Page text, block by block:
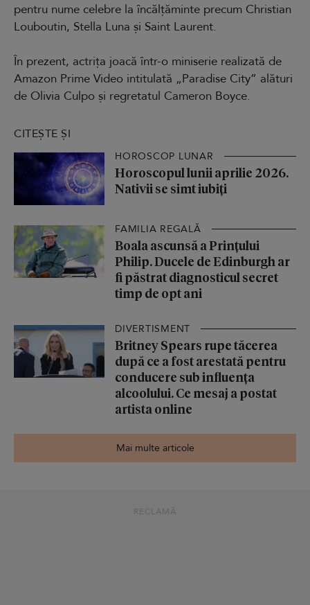
pentru nume celebre la încălțăminte precum Christian
Louboutin, Stella Luna și Saint Laurent.
În prezent, actrița joacă într-o miniserie realizată de
Amazon Prime Video intitulată „Paradise City” alături
de Olivia Culpo și regretatul Cameron Boyce.
CITEȘTE ȘI
HOROSCOP LUNAR
Horoscopul lunii aprilie 2026.
Nativii se simt iubiți
FAMILIA REGALĂ
Boala ascunsă a Prințului
Philip. Ducele de Edinburgh ar
fi păstrat diagnosticul secret
timp de opt ani
DIVERTISMENT
Britney Spears rupe tăcerea
după ce a fost arestată pentru
conducere sub influența
alcoolului. Ce mesaj a postat
artista online
Mai multe articole
RECLAMĂ